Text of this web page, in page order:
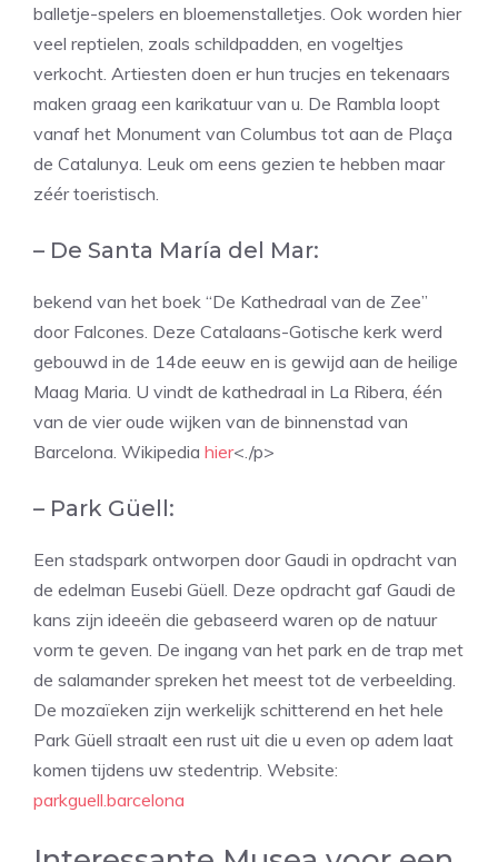
balletje-spelers en bloemenstalletjes. Ook worden hier
veel reptielen, zoals schildpadden, en vogeltjes
verkocht. Artiesten doen er hun trucjes en tekenaars
maken graag een karikatuur van u. De Rambla loopt
vanaf het Monument van Columbus tot aan de Plaça
de Catalunya. Leuk om eens gezien te hebben maar
zéér toeristisch.
– De Santa María del Mar:
bekend van het boek “De Kathedraal van de Zee”
door Falcones. Deze Catalaans-Gotische kerk werd
gebouwd in de 14de eeuw en is gewijd aan de heilige
Maag Maria. U vindt de kathedraal in La Ribera, één
van de vier oude wijken van de binnenstad van
Barcelona. Wikipedia hier<./p>
– Park Güell:
Een stadspark ontworpen door Gaudi in opdracht van
de edelman Eusebi Güell. Deze opdracht gaf Gaudi de
kans zijn ideeën die gebaseerd waren op de natuur
vorm te geven. De ingang van het park en de trap met
de salamander spreken het meest tot de verbeelding.
De mozaïeken zijn werkelijk schitterend en het hele
Park Güell straalt een rust uit die u even op adem laat
komen tijdens uw stedentrip. Website:
parkguell.barcelona